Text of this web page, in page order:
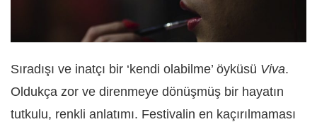
Sıradışı ve inatçı bir ‘kendi olabilme’ öyküsü Viva.
Oldukça zor ve direnmeye dönüşmüş bir hayatın
tutkulu, renkli anlatımı. Festivalin en kaçırılmaması